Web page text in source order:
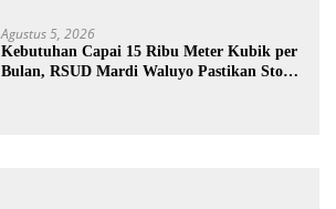
Agustus 5, 2026
Kebutuhan Capai 15 Ribu Meter Kubik per
Bulan, RSUD Mardi Waluyo Pastikan Stok